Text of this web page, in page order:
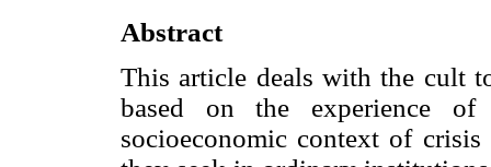
Abstract
This article deals with the cult
based on the experience
socioeconomic context of